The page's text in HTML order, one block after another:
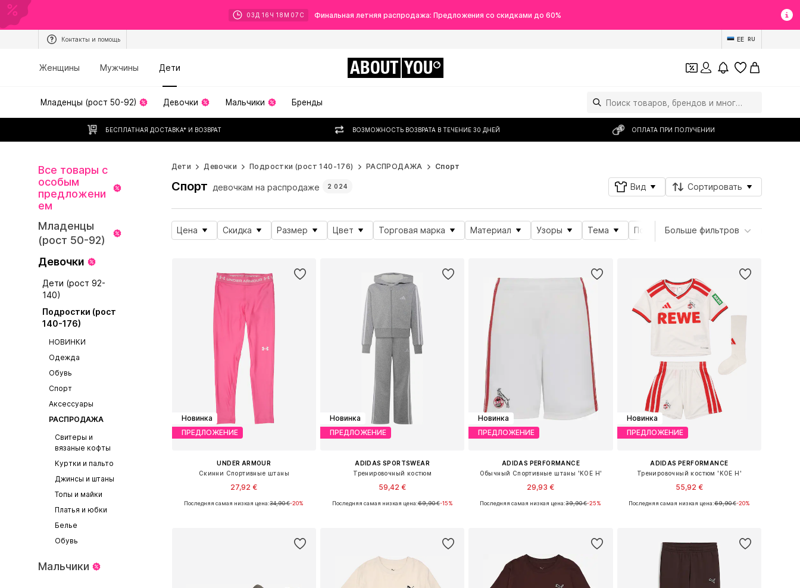
03 Д 16 Ч 18 М 05 С Финальная летняя распродажа: Предложения со скидками до 60%
Контакты и помощь EE RU
Женщины Мужчины Дети ABOUT YOU
Младенцы (рост 50-92) Девочки Мальчики Бренды
БЕСПЛАТНАЯ ДОСТАВКА* И ВОЗВРАТ ВОЗМОЖНОСТЬ ВОЗВРАТА В ТЕЧЕНИЕ 30 ДНЕЙ ОПЛАТА ПРИ ПОЛУЧЕНИИ
Все товары с
особым
предложени
ем
Младенцы
(рост 50-92)
Девочки
Дети (рост 92-
140)
Подростки (рост
140-176)
НОВИНКИ
Одежда
Обувь
Спорт
Аксессуары
РАСПРОДАЖА
Свитеры и
вязаные кофты
Куртки и пальто
Джинсы и штаны
Топы и майки
Платья и юбки
Белье
Обувь
Мальчики
Дети Девочки Подростки (рост 140-176) РАСПРОДАЖА Спорт
Спорт девочкам на распродаже 2 024 Вид Сортировать
Цена Скидка Размер Цвет Торговая марка Материал Узоры Тема Подробности Свойства продукта
Больше фильтров
Новинка
ПРЕДЛОЖЕНИЕ
UNDER ARMOUR
Скинни Спортивные штаны
27,92 €
Доступно множество размеров
Последняя самая низкая цена:34,90 €-20%
Новинка
ПРЕДЛОЖЕНИЕ
ADIDAS SPORTSWEAR
Тренировочный костюм
59,42 €
Последняя самая низкая цена:69,90 €-15%
Новинка
ПРЕДЛОЖЕНИЕ
ADIDAS PERFORMANCE
Обычный Спортивные штаны 'KOE H'
29,93 €
Доступные размеры: 128, 140, 176
Последняя самая низкая цена:39,90 €-25%
Новинка
ПРЕДЛОЖЕНИЕ
ADIDAS PERFORMANCE
Тренировочный костюм 'KOE H'
55,92 €
Доступные размеры: 92, 98, 104, 110, 116
Последняя самая низкая цена:69,90 €-20%